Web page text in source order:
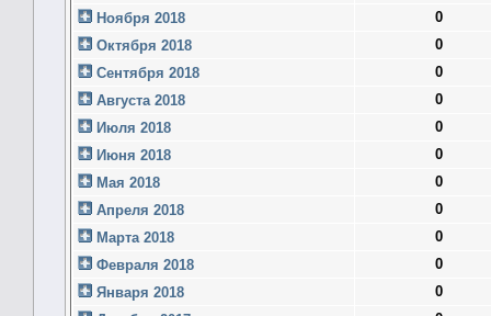
Ноября 2018
0
Октября 2018
0
Сентября 2018
0
Августа 2018
0
Июля 2018
0
Июня 2018
0
Мая 2018
0
Апреля 2018
0
Марта 2018
0
Февраля 2018
0
Января 2018
0